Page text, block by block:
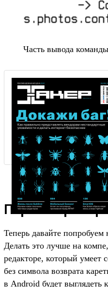
Часть вывода
Другие
Хакер
Подписка
Первый пример
Теперь давайте
Делать это лучше на
редакторе, который умеет
без символа возврата
в Android будет выглядеть